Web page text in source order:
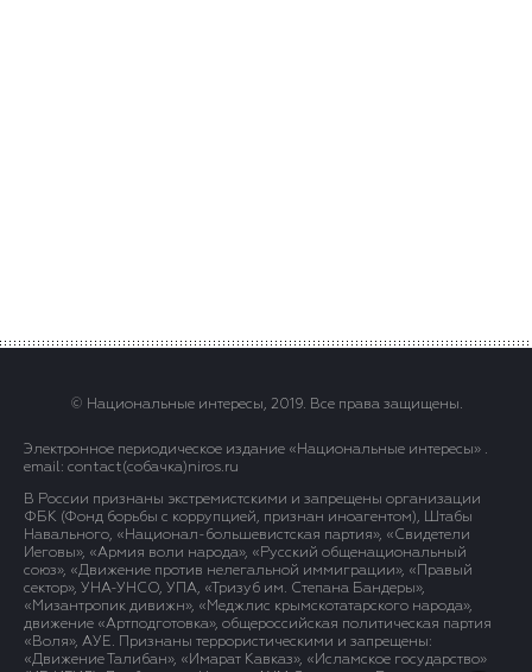
© Национальные интересы, 2019. Все права защищены.
Электронное периодическое издание «Национальные интересы» .
email: contact(сoбaчка)niros.ru
В России признаны экстремистскими и запрещены организации
ФБК (Фонд борьбы с коррупцией, признан иноагентом), Штабы
Навального, «Национал-большевистская партия», «Свидетели
Иеговы», «Армия воли народа», «Русский общенациональный
союз», «Движение против нелегальной иммиграции», «Правый
сектор», УНА-УНСО, УПА, «Тризуб им. Степана Бандеры»,
«Мизантропик дивижн», «Меджлис крымскотатарского народа»,
движение «Артподготовка», общероссийская политическая партия
«Воля», АУЕ. Признаны террористическими и запрещены:
«Движение Талибан», «Имарат Кавказ», «Исламское государство»